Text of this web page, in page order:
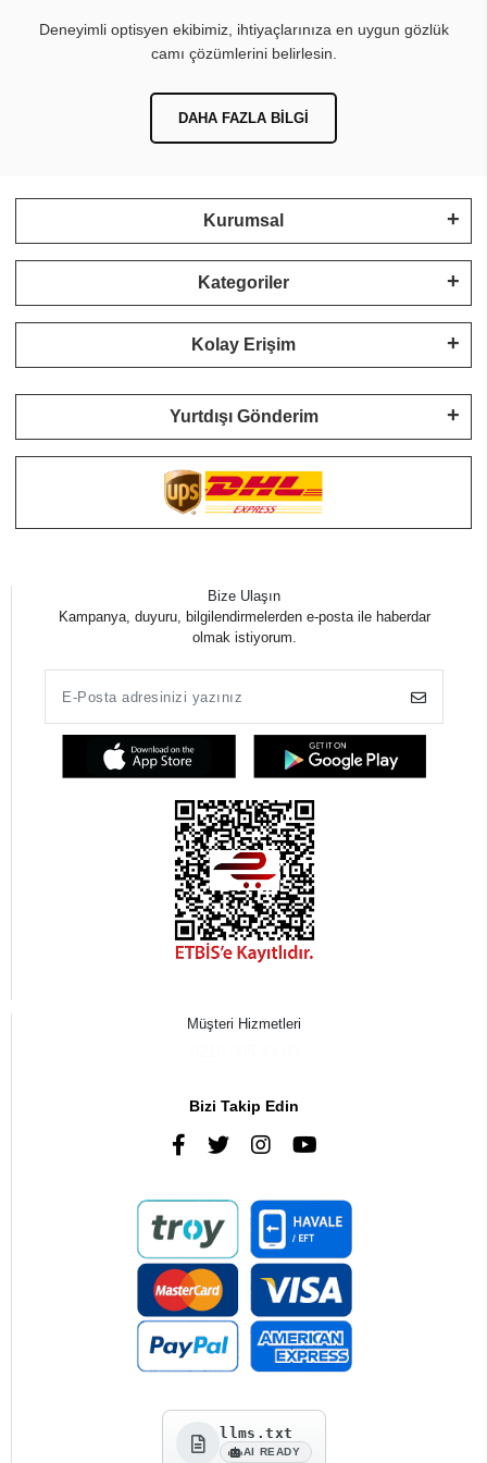
Deneyimli optisyen ekibimiz, ihtiyaçlarınıza en uygun gözlük
camı çözümlerini belirlesin.
DAHA FAZLA BILGI
Kurumsal
Kategoriler
Kolay Erişim
Yurtdışı Gönderim
Bize Ulaşın
Kampanya, duyuru, bilgilendirmelerden e-posta ile haberdar
olmak istiyorum.
Müşteri Hizmetleri
Bizi Takip Edin
llms.txt
AI READY